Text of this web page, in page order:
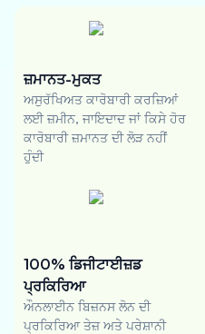
ਜ਼ਮਾਨਤ-ਮੁਕਤ
ਅਸੁਰੱਖਿਅਤ ਕਾਰੋਬਾਰੀ ਕਰਜ਼ਿਆਂ
ਲਈ ਜ਼ਮੀਨ, ਜਾਇਦਾਦ ਜਾਂ ਕਿਸੇ ਹੋਰ
ਕਾਰੋਬਾਰੀ ਜ਼ਮਾਨਤ ਦੀ ਲੋੜ ਨਹੀਂ
ਹੁੰਦੀ
100% ਡਿਜੀਟਾਈਜ਼ਡ
ਪ੍ਰਕਿਰਿਆ
ਔਨਲਾਈਨ ਬਿਜ਼ਨਸ ਲੋਨ ਦੀ
ਪ੍ਰਕਿਰਿਆ ਤੇਜ਼ ਅਤੇ ਪਰੇਸ਼ਾਨੀ